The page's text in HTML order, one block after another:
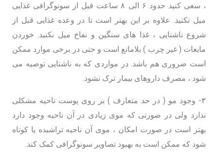
، سعی کنید حدود ۶ الی ۸ ساعت قبل از سونوگرافی غذایی
میل نکنید. علاوه بر این بهتر است تا در وعده غذایی قبل از
شروع ناشتایی ، غذا های سنگین و نفاخ میل نکنید. خوردن
مایعات ( غیر چرب ) بلامانع است و حتی در برخی موارد ممکن
است ضروری هم باشد. در مواردی که به ناشتایی توصیه می
شود ، مصرف داروهای بیمار ترک نشود.
۳- وجود مو ( در حد متعارف ) بر روی پوست ناحیه مشکلی
ندارد ولی در صورتی که موی زیادی در آن ناحیه وجود دارد
بهتر است در صورت امکان ، موی آن ناحیه تراشیده یا کوتاه
شود که ممکن است به بهبود تصاویر سونوگرافی کمک کند.